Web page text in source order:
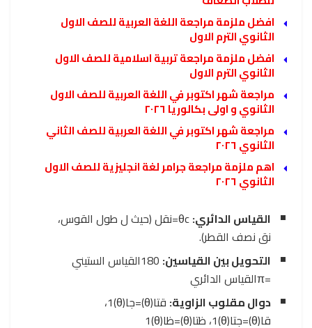
افضل ملزمة مراجعة اللغة العربية للصف الاول
الثانوي الترم الاول
افضل ملزمة مراجعة تربية اسلامية للصف الاول
الثانوي الترم الاول
مراجعة شهر اكتوبر في اللغة العربية للصف الاول
الثانوي و اولى بكالوريا ٢٠٢٦
مراجعة شهر اكتوبر في اللغة العربية للصف الثاني
الثانوي ٢٠٢٦
اهم ملزمة مراجعة جرامر لغة انجليزية للصف الاول
الثانوي ٢٠٢٦
القياس الدائري: θc
=نقل(حيثلطول القوس،
نقنصف القطر).
التحويل بين القياسين: 180القياس الستيني
=
πالقياس الدائري
دوال مقلوب الزاوية: قتا(
θ
)
=جا(
θ
)
1،
قا(
θ
)
=جتا(
θ
)
1، ظتا(
θ
)
=ظا(
θ
)
1